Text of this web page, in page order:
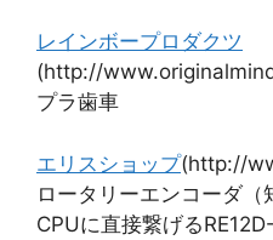
レインボープロダクツ
(http://
プラ歯車
エリスショップ(http://
ロータリーエンコーダ（
CPUに直接繋げる